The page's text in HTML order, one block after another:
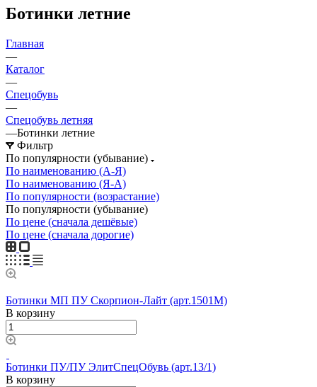
Ботинки летние
Главная
—
Каталог
—
Спецобувь
—
Спецобувь летняя
—Ботинки летние
Фильтр
По популярности (убывание)
По наименованию (А-Я)
По наименованию (Я-А)
По популярности (возрастание)
По популярности (убывание)
По цене (сначала дешёвые)
По цене (сначала дорогие)
Ботинки МП ПУ Скорпион-Лайт (арт.1501М)
В корзину
Ботинки ПУ/ПУ ЭлитСпецОбувь (арт.13/1)
В корзину